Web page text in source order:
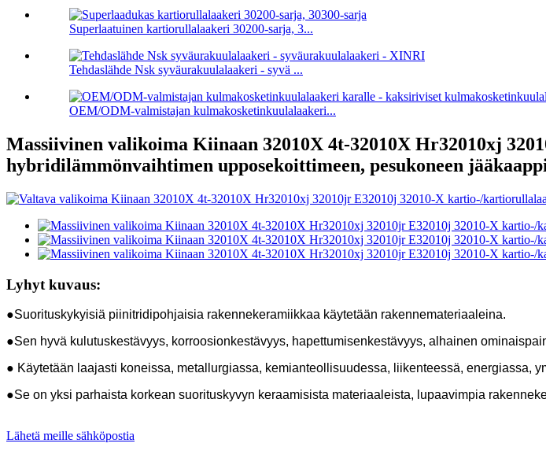
Superlaatuinen kartiorullalaakeri 30200-sarja, 3...
Tehdaslähde Nsk syväurakuulalaakeri - syvä ...
OEM/ODM-valmistajan kulmakosketinkuulalaakeri...
Massiivinen valikoima Kiinaan 32010X 4t-32010X Hr32010xj
hybridilämmönvaihtimen upposekoittimeen, pesukoneen
Lyhyt kuvaus:
●Suorituskykyisiä piinitridipohjaisia ​​rakennekeramiikkaa käytetään rakennemateriaaleina.
●Sen hyvä kulutuskestävyys, korroosionkestävyys, hapettumisenkestävyys, alhainen
● Käytetään laajasti koneissa, metallurgiassa, kemianteollisuudessa, liikenteessä, energiassa,
●Se on yksi parhaista korkean suorituskyvyn keraamisista materiaaleista, lupaavimpia
Lähetä meille sähköpostia